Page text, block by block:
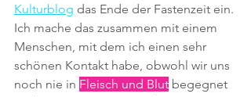
Kulturblog das Ende der Fastenzeit ein.
Ich mache das zusammen mit einem
Menschen, mit dem ich einen sehr
schönen Kontakt habe, obwohl wir uns
noch nie in Fleisch und Blut begegnet